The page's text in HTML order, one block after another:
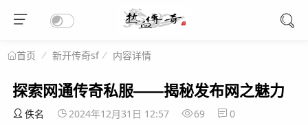
首页 新开传奇sf 内容详情
探索网通传奇私服——揭秘发布网之魅力
佚名 2024年12月31日 12:57 69 0